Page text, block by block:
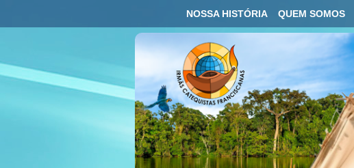
NOSSA HISTÓRIA QUEM SOMOS